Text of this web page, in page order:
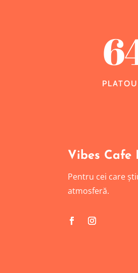
Vibes Cafe
Pentru cei care
atmosferă.